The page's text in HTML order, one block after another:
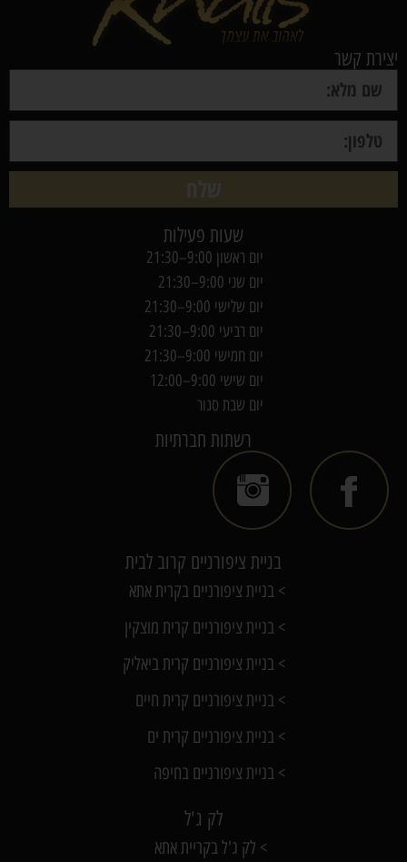
שעות פעילות
יום ראשון 9:00–21:30
יום שני 9:00–21:30
יום שלישי 9:00–21:30
יום רביעי 9:00–21:30
יום חמישי 9:00–21:30
יום שישי 9:00–12:00
יום שבת סגור
רשתות חברתיות
בניית ציפורניים קרוב לבית
> בניית ציפורניים בקרית אתא
> בניית ציפורניים קרית מוצקין
> בניית ציפורניים קרית ביאליק
> בניית ציפורניים קרית חיים
> בניית ציפורניים קרית ים
> בניית ציפורניים בחיפה
לק ג'ל
> לק ג'ל בקריית אתא
יצירת קשר
שלח